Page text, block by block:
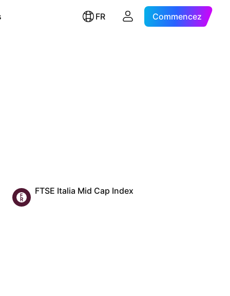
FR Commencez
FTSE Italia Mid Cap Index